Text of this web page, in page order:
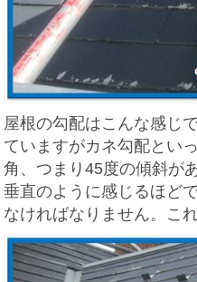
屋根の勾配はこんな感じ
ていますがカネ勾配とい
角、つまり45度の傾斜が
垂直のように感じるほど
なければなりません。こ